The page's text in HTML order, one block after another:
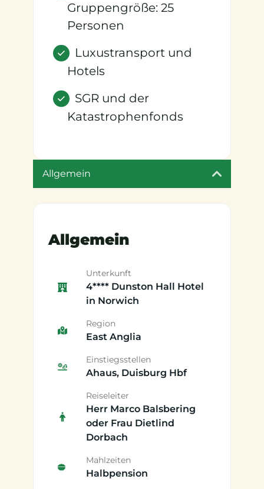
Gruppengröße: 25
Personen
Luxustransport und
Hotels
SGR und der
Katastrophenfonds
Allgemein
Allgemein
Unterkunft
4**** Dunston Hall Hotel
in Norwich
Region
East Anglia
Einstiegsstellen
Ahaus, Duisburg Hbf
Reiseleiter
Herr Marco Balsbering
oder Frau Dietlind
Dorbach
Mahlzeiten
Halbpension